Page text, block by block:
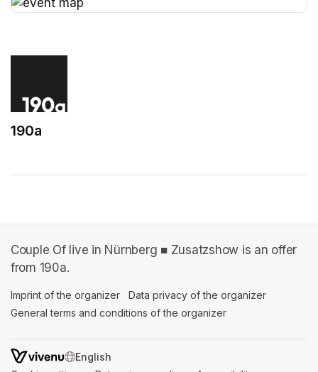
190a
Couple Of live in Nürnberg ■ Zusatzshow is an offer
from 190a.
Imprint of the organizer (opens in a new tab)
Data privacy of the organizer
General terms and conditions of the organizer
SWITCH LANGUAGE